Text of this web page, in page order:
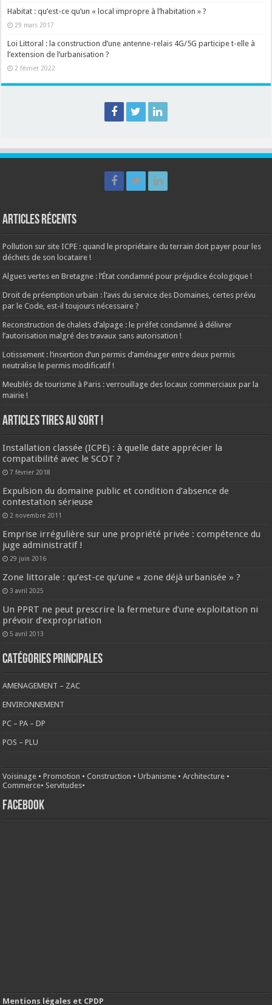
Habitat : qu’est-ce qu’un « local impropre à l’habitation » ?
29 mars 2017
Loi Littoral : la construction d’une antenne-relais 4G/5G participe t-elle à
l’extension de l’urbanisation ?
2 février 2022
Articles récents
Pollution sur site ICPE : quand le propriétaire du terrain doit payer pour les
déchets de son locataire !
Algues vertes en Bretagne : l’État condamné pour préjudice écologique !
Droit de préemption urbain : l’avis du service des Domaines, certes prévu
par le Code, est-il toujours nécessaire ?
Reconstruction de chalets d’alpage : le préfet condamné à délivrer
l’autorisation malgré des travaux sans autorisation !
Lotissement : l’insertion d’un permis d’aménager entre deux permis
neutralise le permis modificatif !
Meublés de tourisme à Paris : verrouillage des locaux commerciaux par la
mairie !
ARTICLES TIRES AU SORT !
Installation classée (ICPE) : à quelle date apprécier la
compatibilité avec le SCOT ?
7 février 2018
Expulsion du domaine public et condition d’absence de
contestation sérieuse
2 novembre 2011
Emprise irrégulière sur une propriété privée : compétence du
juge administratif !
29 juin 2016
Zone littorale : qu’est-ce qu’une « zone déjà urbanisée » ?
3 avril 2025
Un PPRT ne peut prescrire la fermeture d’une exploitation ni
prévoir d’expropriation
5 avril 2013
CATÉGORIES PRINCIPALES
AMENAGEMENT – ZAC
ENVIRONNEMENT
PC – PA – DP
POS – PLU
Voisinage •Promotion •Construction •Urbanisme •Architecture •
Commerce• Servitudes•
FACEBOOK
Mentions légales et CPDP